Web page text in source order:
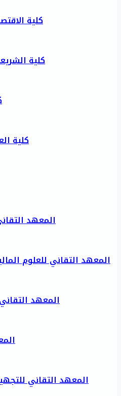
كلية
كلية
كلية
المعهد
المعهد التقاني للعلوم
المعهد
المعهد التقاني